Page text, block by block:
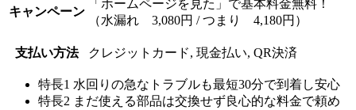
キャンペーン
「ホームページを見た」で基本料金無料！
（水漏れ 3,080円 / つまり 4,180円）
支払い方法 クレジットカード, 現金払い, QR決済
特長1 水回りの急なトラブルも最短30分で到着し安心
特長2 まだ使える部品は交換せず良心的な料金で頼め